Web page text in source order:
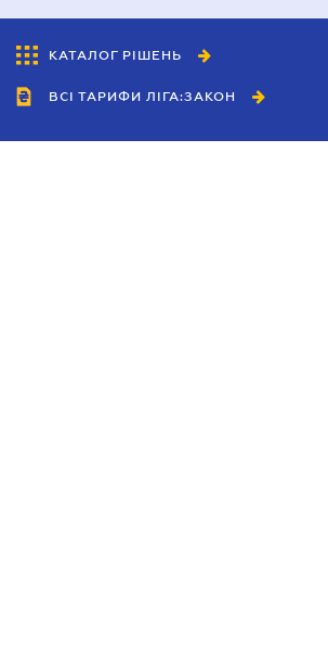
КАТАЛОГ РІШЕНЬ
ВСІ ТАРИФИ ЛІГА:ЗАКОН